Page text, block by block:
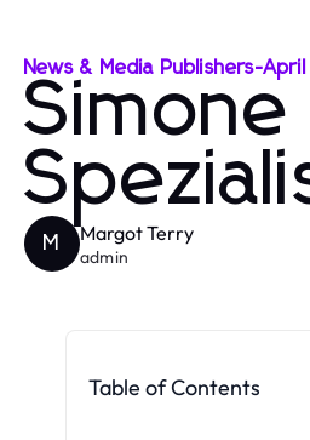
News & Media Publishers-
M Margot Terry
admin
Table of Contents